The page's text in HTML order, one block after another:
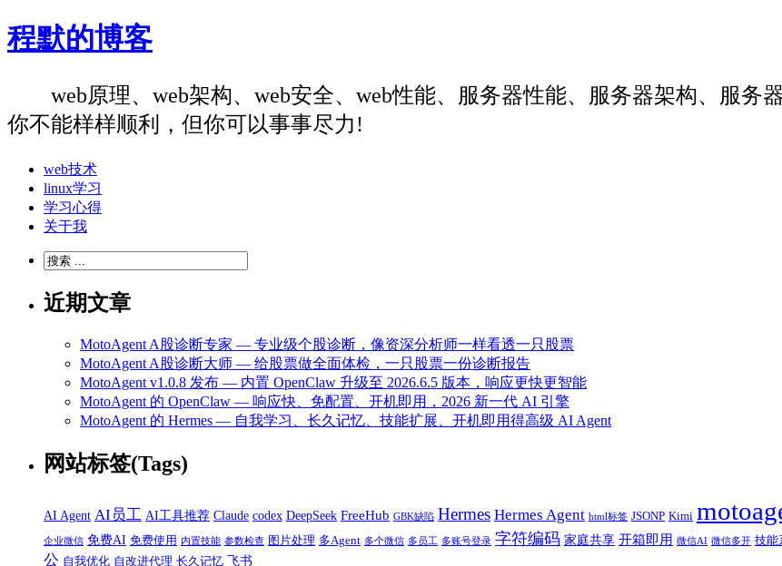
程默的博客
web原理、web架构、web安全、web性能、服务器性能、服务器架构、服务
你不能样样顺利，但你可以事事尽力!
web技术
linux学习
学习心得
关于我
近期文章
MotoAgent A股诊断专家 — 专业级个股诊断，像资深分析师一样看透一只股票
MotoAgent A股诊断大师 — 给股票做全面体检，一只股票一份诊断报告
MotoAgent v1.0.8 发布 — 内置 OpenClaw 升级至 2026.6.5 版本，响应更快更智能
MotoAgent 的 OpenClaw — 响应快、免配置、开机即用，2026 新一代 AI 引擎
MotoAgent 的 Hermes — 自我学习、长久记忆、技能扩展、开机即用得高级 AI Agent
网站标签(Tags)
AI Agent AI员工 AI工具推荐 Claude codex DeepSeek FreeHub GBK缺陷 Hermes Hermes Agent html标签 JSONP Kimi
企业微信 免费AI 免费使用 内置技能 参数检查 图片处理 多Agent 多个微信 多员工 多账号登录 字符编码 家庭共享 开箱即用 微信AI 微信多开 技能
公 自我优化 自改进代理 长久记忆 飞书